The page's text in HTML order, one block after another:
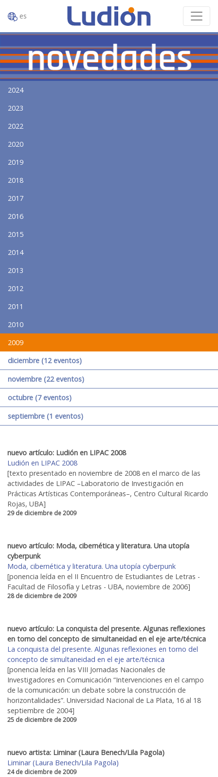
es
2024
2023
2022
2020
2019
2018
2017
2016
2015
2014
2013
2012
2011
2010
2009
diciembre (12 eventos)
noviembre (22 eventos)
octubre (7 eventos)
septiembre (1 eventos)
nuevo artículo: Ludión en LIPAC 2008
Ludión en LIPAC 2008
[texto presentado en noviembre de 2008 en el marco de las
actividades de LIPAC –Laboratorio de Investigación en
Prácticas Artísticas Contemporáneas–, Centro Cultural Ricardo
Rojas, UBA]
29 de diciembre de 2009
nuevo artículo: Moda, cibernética y literatura. Una utopía
cyberpunk
Moda, cibernética y literatura. Una utopía cyberpunk
[ponencia leída en el II Encuentro de Estudiantes de Letras -
Facultad de Filosofía y Letras - UBA, noviembre de 2006]
28 de diciembre de 2009
nuevo artículo: La conquista del presente. Algunas reflexiones
en torno del concepto de simultaneidad en el eje arte/técnica
La conquista del presente. Algunas reflexiones en torno del
concepto de simultaneidad en el eje arte/técnica
[ponencia leída en las VIII Jornadas Nacionales de
Investigadores en Comunicación “Intervenciones en el campo
de la comunicación: un debate sobre la construcción de
horizontalidades”. Universidad Nacional de La Plata, 16 al 18
septiembre de 2004]
25 de diciembre de 2009
nuevo artista: Liminar (Laura Benech/Lila Pagola)
Liminar (Laura Benech/Lila Pagola)
24 de diciembre de 2009